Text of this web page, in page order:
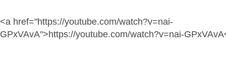
<a href="https://youtube.com/watch?v=nai-
GPxVAvA">https://youtube.com/watch?v=nai-